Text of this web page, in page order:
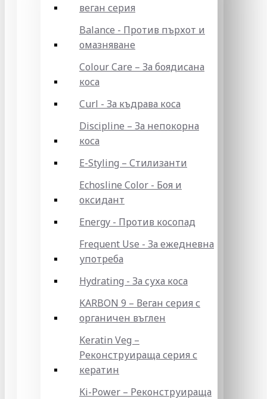
веган серия
Balance - Против пърхот и
омазняване
Colour Care – За боядисана
коса
Curl - За къдрава коса
Discipline – За непокорна
коса
E-Styling – Стилизанти
Echosline Color - Боя и
оксидант
Energy - Против косопад
Frequent Use - За ежедневна
употреба
Hydrating - За суха коса
KARBON 9 – Веган серия с
органичен въглен
Keratin Veg –
Реконструираща серия с
кератин
Ki-Power – Реконструираща